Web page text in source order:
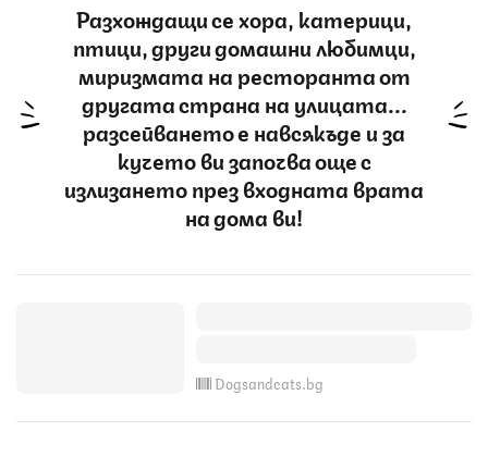
Разхождащи се хора, катерици,
птици, други домашни любимци,
миризмата на ресторанта от
другата страна на улицата...
разсейването е навсякъде и за
кучето ви започва още с
излизането през входната врата
на дома ви!
Dogsandcats.bg